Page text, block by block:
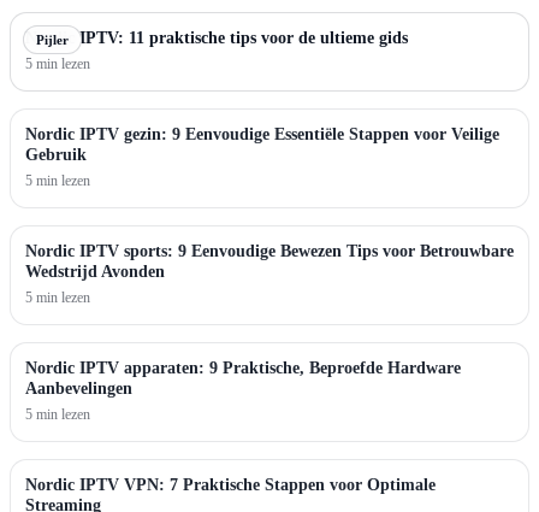
Pijler
Nordic IPTV: 11 praktische tips voor de ultieme gids
5 min lezen
Nordic IPTV gezin: 9 Eenvoudige Essentiële Stappen voor Veilige
Gebruik
5 min lezen
Nordic IPTV sports: 9 Eenvoudige Bewezen Tips voor Betrouwbare
Wedstrijd Avonden
5 min lezen
Nordic IPTV apparaten: 9 Praktische, Beproefde Hardware
Aanbevelingen
5 min lezen
Nordic IPTV VPN: 7 Praktische Stappen voor Optimale
Streaming